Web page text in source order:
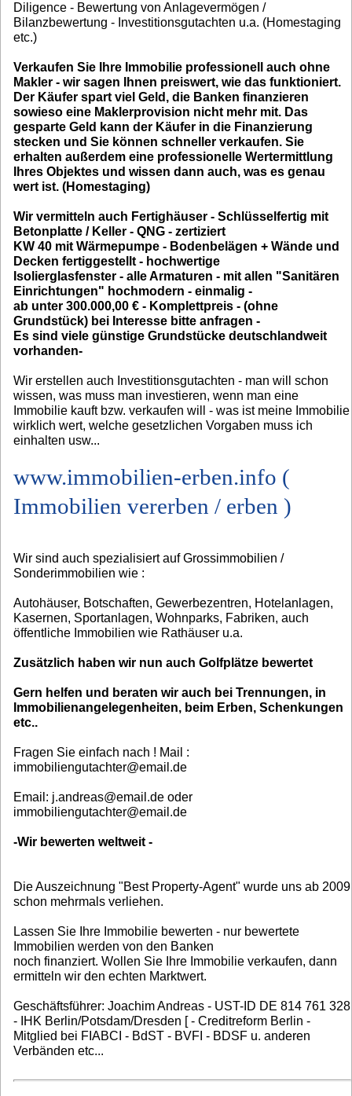
Diligence - Bewertung von Anlagevermögen /
Bilanzbewertung - Investitionsgutachten u.a. (Homestaging
etc.)
Verkaufen Sie Ihre Immobilie professionell auch ohne
Makler - wir sagen Ihnen preiswert, wie das funktioniert.
Der Käufer spart viel Geld, die Banken finanzieren
sowieso eine Maklerprovision nicht mehr mit. Das
gesparte Geld kann der Käufer in die Finanzierung
stecken und Sie können schneller verkaufen. Sie
erhalten außerdem eine professionelle Wertermittlung
Ihres Objektes und wissen dann auch, was es genau
wert ist. (Homestaging)
Wir vermitteln auch Fertighäuser - Schlüsselfertig mit
Betonplatte / Keller - QNG - zertiziert
KW 40 mit Wärmepumpe - Bodenbelägen + Wände und
Decken fertiggestellt - hochwertige
Isolierglasfenster - alle Armaturen - mit allen "Sanitären
Einrichtungen" hochmodern - einmalig -
ab unter 300.000,00 € - Komplettpreis - (ohne
Grundstück) bei Interesse bitte anfragen -
Es sind viele günstige Grundstücke deutschlandweit
vorhanden-
Wir erstellen auch Investitionsgutachten - man will schon
wissen, was muss man investieren, wenn man eine
Immobilie kauft bzw. verkaufen will - was ist meine Immobilie
wirklich wert, welche gesetzlichen Vorgaben muss ich
einhalten usw...
www.immobilien-erben.info (
Immobilien vererben / erben )
Wir sind auch spezialisiert auf Grossimmobilien /
Sonderimmobilien wie :
Autohäuser, Botschaften, Gewerbezentren, Hotelanlagen,
Kasernen, Sportanlagen, Wohnparks, Fabriken, auch
öffentliche Immobilien wie Rathäuser u.a.
Zusätzlich haben wir nun auch Golfplätze bewertet
Gern helfen und beraten wir auch bei Trennungen, in
Immobilienangelegenheiten, beim Erben, Schenkungen
etc..
Fragen Sie einfach nach ! Mail :
immobiliengutachter@email.de
Email: j.andreas@email.de oder
immobiliengutachter@email.de
-Wir bewerten weltweit -
Die Auszeichnung "Best Property-Agent" wurde uns ab 2009
schon mehrmals verliehen.
Lassen Sie Ihre Immobilie bewerten - nur bewertete
Immobilien werden von den Banken
noch finanziert. Wollen Sie Ihre Immobilie verkaufen, dann
ermitteln wir den echten Marktwert.
Geschäftsführer: Joachim Andreas - UST-ID DE 814 761 328
- IHK Berlin/Potsdam/Dresden [ - Creditreform Berlin -
Mitglied bei FIABCI - BdST - BVFI - BDSF u. anderen
Verbänden etc...